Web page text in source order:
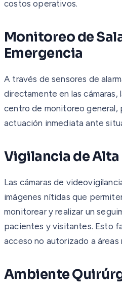
costos operativos.
Monitoreo de
Emergencia
A través de sensores de
directamente en las cámaras,
centro de monitoreo general,
actuación inmediata ante
Vigilancia de
Las cámaras de
imágenes nítidas que
monitorear y realizar un
pacientes y visitantes. Esto
acceso no autorizado a áreas
Ambiente